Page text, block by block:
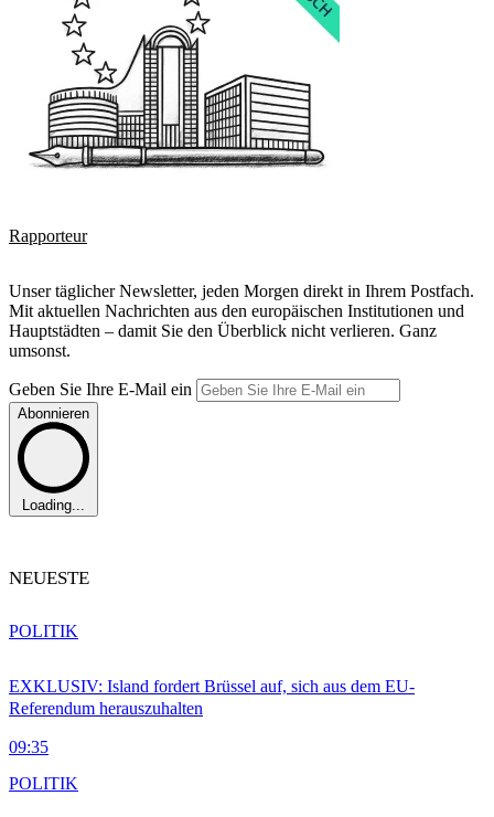
Rapporteur
Unser täglicher Newsletter, jeden Morgen direkt in Ihrem Postfach.
Mit aktuellen Nachrichten aus den europäischen Institutionen und
Hauptstädten – damit Sie den Überblick nicht verlieren. Ganz
umsonst.
Geben Sie Ihre E-Mail ein
Abonnieren
Loading...
NEUESTE
EXKLUSIV: Island fordert Brüssel auf, sich aus dem EU-
Referendum herauszuhalten
09:35
POLITIK
POLITIK